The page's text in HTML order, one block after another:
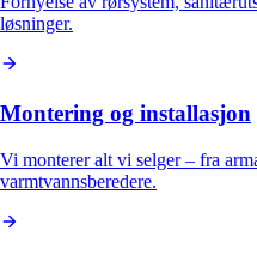
løsninger.
Montering og installasjon
Vi monterer alt vi selger – fra
varmtvannsberedere.